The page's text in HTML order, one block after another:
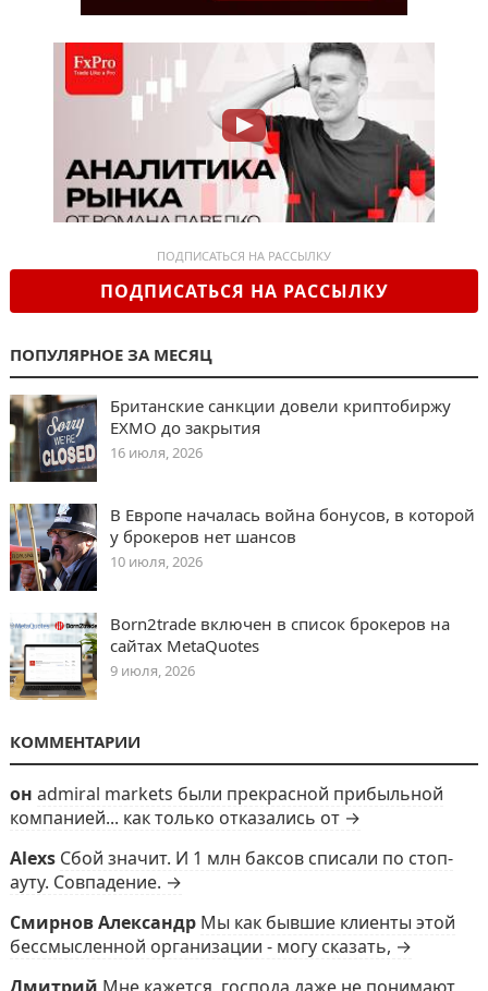
ПОДПИСАТЬСЯ НА РАССЫЛКУ
ПОДПИСАТЬСЯ НА РАССЫЛКУ
ПОПУЛЯРНОЕ ЗА МЕСЯЦ
Британские санкции довели криптобиржу
EXMO до закрытия
16 июля, 2026
В Европе началась война бонусов, в которой
у брокеров нет шансов
10 июля, 2026
Born2trade включен в список брокеров на
сайтах MetaQuotes
9 июля, 2026
КОММЕНТАРИИ
он admiral markets были прекрасной прибыльной
компанией... как только отказались от →
Alexs Сбой значит. И 1 млн баксов списали по стоп-
ауту. Совпадение. →
Смирнов Александр Мы как бывшие клиенты этой
бессмысленной организации - могу сказать, →